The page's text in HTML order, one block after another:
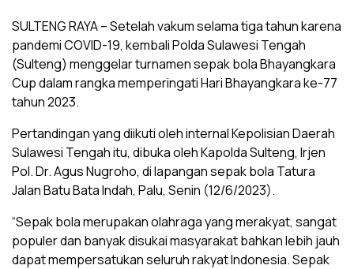
SULTENG RAYA – Setelah vakum selama tiga tahun karena
pandemi COVID-19, kembali Polda Sulawesi Tengah
(Sulteng) menggelar turnamen sepak bola Bhayangkara
Cup dalam rangka memperingati Hari Bhayangkara ke-77
tahun 2023.
Pertandingan yang diikuti oleh internal Kepolisian Daerah
Sulawesi Tengah itu, dibuka oleh Kapolda Sulteng, Irjen
Pol. Dr. Agus Nugroho, di lapangan sepak bola Tatura
Jalan Batu Bata Indah, Palu, Senin (12/6/2023).
“Sepak bola merupakan olahraga yang merakyat, sangat
populer dan banyak disukai masyarakat bahkan lebih jauh
dapat mempersatukan seluruh rakyat Indonesia. Sepak